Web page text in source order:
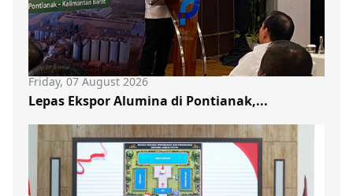
Friday, 07 August 2026
Lepas Ekspor Alumina di Pontianak,...